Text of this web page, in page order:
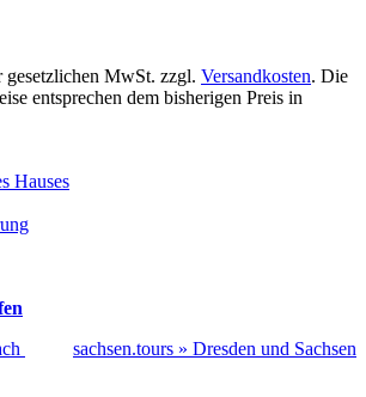
MwSt. zzgl. Versandkosten. Die
entsprechen dem bisherigen Preis in
Hauses
sachsen.tours » Dresden und Sachsen